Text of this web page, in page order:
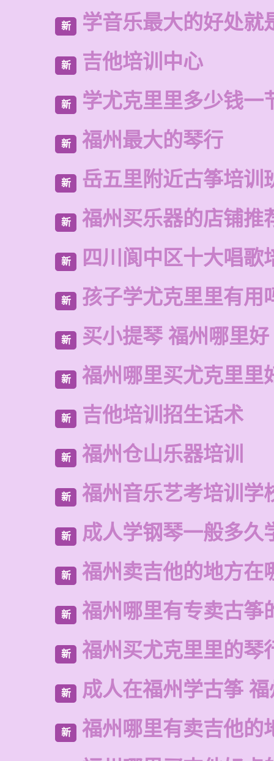
新 学音乐最大的好处就
新 吉他培训中心
新 学尤克里里多少钱一
新 福州最大的琴行
新 岳五里附近古筝培训
新 福州买乐器的店铺推
新 四川阆中区十大唱歌
新 孩子学尤克里里有用
新 买小提琴 福州哪里好
新 福州哪里买尤克里里
新 吉他培训招生话术
新 福州仓山乐器培训
新 福州音乐艺考培训学
新 成人学钢琴一般多久
新 福州卖吉他的地方在
新 福州哪里有专卖古筝
新 福州买尤克里里的琴
新 成人在福州学古筝
新
福州哪里有卖吉他的